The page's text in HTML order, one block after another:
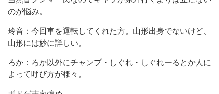
のが悩み。
玲音：今回車を運転してくれた方。山形出身でないけど、
山形には妙に詳しい。
ろか：ろか以外にチャンプ・しぐれ・しぐれーるとか人に
よって呼び方が様々。